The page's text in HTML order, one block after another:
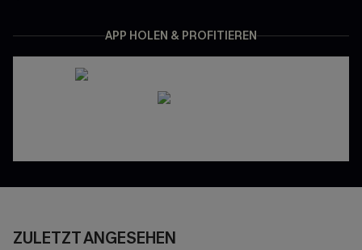
APP HOLEN & PROFITIEREN
ZULETZT ANGESEHEN